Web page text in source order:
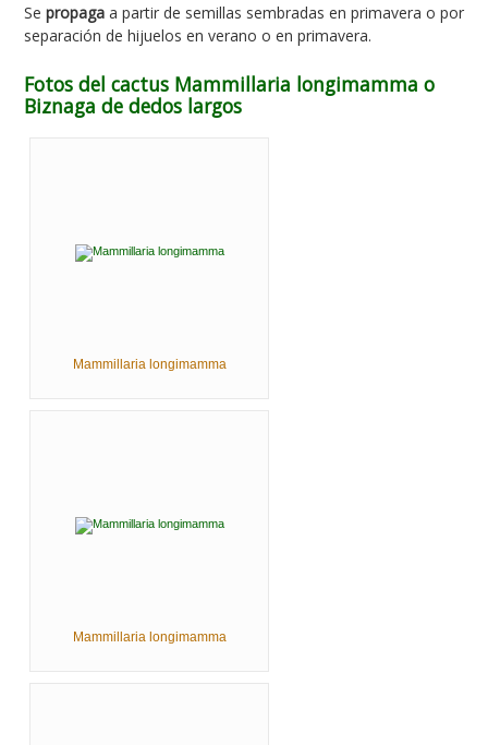
Se propaga a partir de semillas sembradas en primavera o por
separación de hijuelos en verano o en primavera.
Fotos del cactus Mammillaria longimamma o
Biznaga de dedos largos
Mammillaria longimamma
Mammillaria longimamma